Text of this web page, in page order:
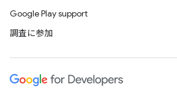
Google Play support
調査に参加